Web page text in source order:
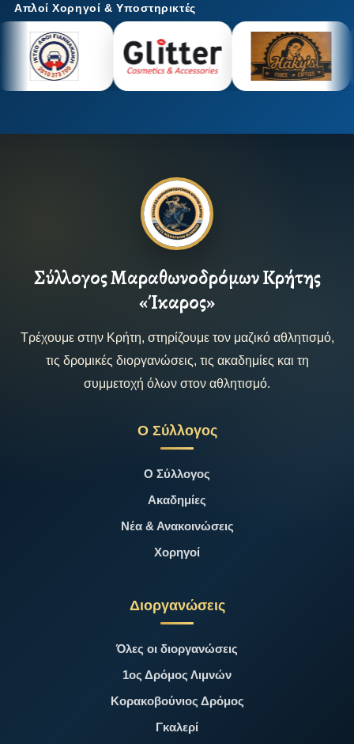
Απλοί Χορηγοί & Υποστηρικτές
Σύλλογος Μαραθωνοδρόμων Κρήτης
«Ίκαρος»
Τρέχουμε στην Κρήτη, στηρίζουμε τον μαζικό αθλητισμό,
τις δρομικές διοργανώσεις, τις ακαδημίες και τη
συμμετοχή όλων στον αθλητισμό.
Ο Σύλλογος
Ο Σύλλογος
Ακαδημίες
Νέα & Ανακοινώσεις
Χορηγοί
Διοργανώσεις
Όλες οι διοργανώσεις
1ος Δρόμος Λιμνών
Κορακοβούνιος Δρόμος
Γκαλερί